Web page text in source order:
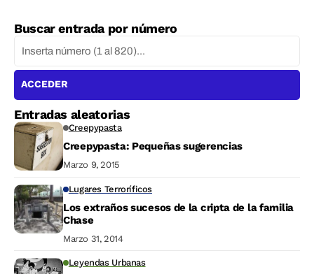
Buscar entrada por número
ACCEDER
Entradas aleatorias
Creepypasta
Creepypasta: Pequeñas sugerencias
Marzo 9, 2015
Lugares Terroríficos
Los extraños sucesos de la cripta de la familia
Chase
Marzo 31, 2014
Leyendas Urbanas